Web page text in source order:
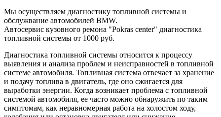
Мы осуществляем диагностику топливной системы и
обслужвание автомобилей BMW.
Автосервис кузовного ремона "Pokras center" диагностика
топливной системы от 1000 руб.
Диагностика топливной системы относится к процессу
выявления и анализа проблем и неисправностей в топливной
системе автомобиля. Топливная система отвечает за хранение
и подачу топлива в двигатель, где оно сжигается для
выработки энергии. Когда возникает проблема с топливной
системой автомобиля, ее часто можно обнаружить по таким
симптомам, как неравномерная работа на холостом ходу,